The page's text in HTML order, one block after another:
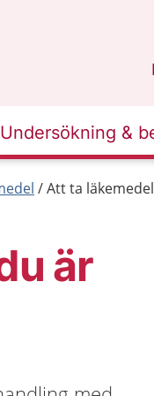
Undersökning &
Att ta
är